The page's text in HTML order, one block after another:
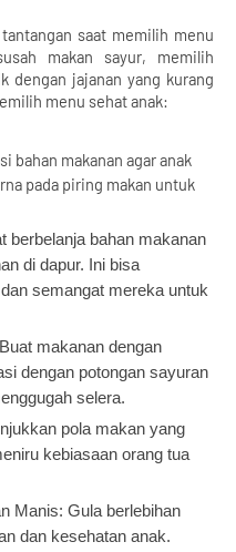
saat memilih menu
makan sayur, memilih
dengan jajanan yang kurang
menu sehat anak:
bahan makanan agar anak
pada piring makan untuk
berbelanja bahan makanan
di dapur. Ini bisa
semangat mereka untuk
makanan dengan
dengan potongan sayuran
selera.
pola makan yang
kebiasaan orang tua
Manis: Gula berlebihan
dan kesehatan anak.